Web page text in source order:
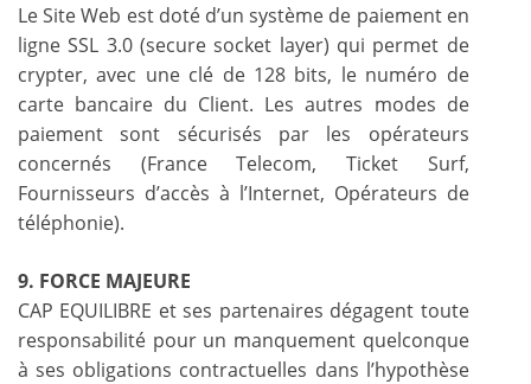
Le Site Web est doté d’un système de paiement en
ligne SSL 3.0 (secure socket layer) qui permet de
crypter, avec une clé de 128 bits, le numéro de
carte bancaire du Client. Les autres modes de
paiement sont sécurisés par les opérateurs
concernés (France Telecom, Ticket Surf,
Fournisseurs d’accès à l’Internet, Opérateurs de
téléphonie).
9. FORCE MAJEURE
CAP EQUILIBRE et ses partenaires dégagent toute
responsabilité pour un manquement quelconque
à ses obligations contractuelles dans l’hypothèse